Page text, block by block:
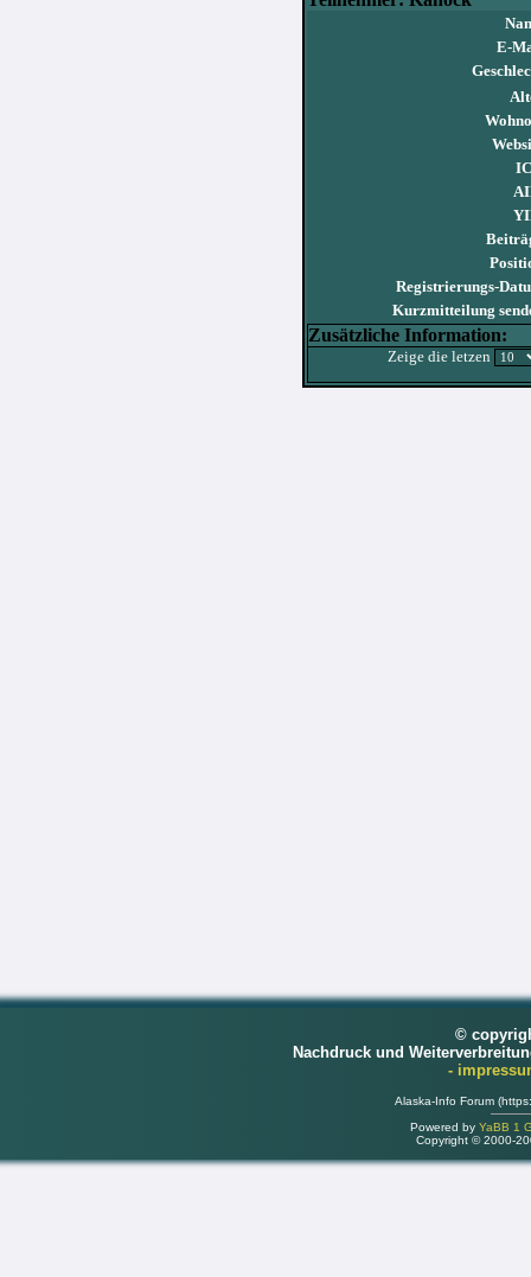
E-
Registrierungs-
Kurzmitteilung
Zusätzliche Information:
Zeige die letzen
©
Nachdruck und
-
Alaska-Info Forum
Powered by YaBB 1
Copyright © 2000-